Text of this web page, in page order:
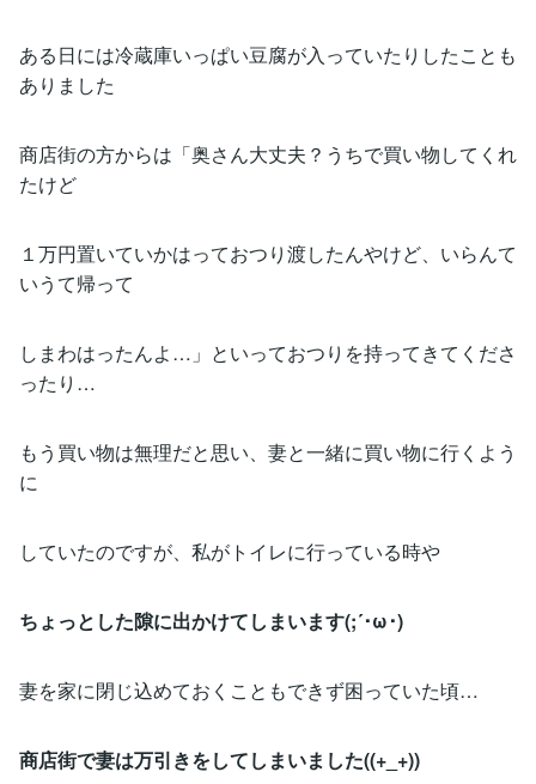
ある日には冷蔵庫いっぱい豆腐が入っていたりしたことも
ありました
商店街の方からは「奥さん大丈夫？うちで買い物してくれ
たけど
１万円置いていかはっておつり渡したんやけど、いらんて
いうて帰って
しまわはったんよ…」といっておつりを持ってきてくださ
ったり…
もう買い物は無理だと思い、妻と一緒に買い物に行くよう
に
していたのですが、私がトイレに行っている時や
ちょっとした隙に出かけてしまいます(;´･ω･)
妻を家に閉じ込めておくこともできず困っていた頃…
商店街で妻は万引きをしてしまいました((+_+))